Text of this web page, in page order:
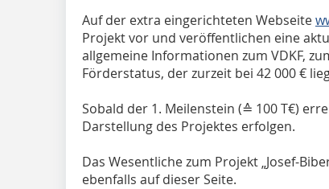
Auf der extra eingerichteten Webseite
Projekt vor und veröffentlichen eine
allgemeine Informationen zum VDKF,
Förderstatus, der zurzeit bei 42 000 €
Sobald der 1. Meilenstein (≙ 100 T€)
Darstellung des Projektes erfolgen.
Das Wesentliche zum Projekt „Josef-
ebenfalls auf dieser Seite.